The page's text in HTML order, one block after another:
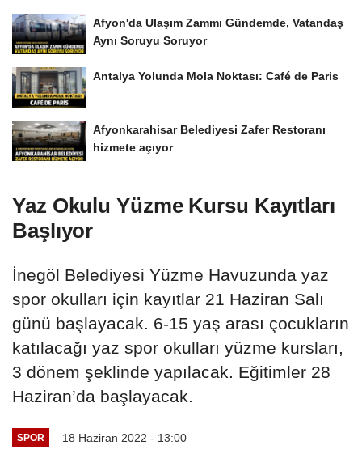
Afyon'da Ulaşım Zammı Gündemde, Vatandaş
Aynı Soruyu Soruyor
Antalya Yolunda Mola Noktası: Café de Paris
Afyonkarahisar Belediyesi Zafer Restoranı
hizmete açıyor
Yaz Okulu Yüzme Kursu Kayıtları
Başlıyor
İnegöl Belediyesi Yüzme Havuzunda yaz
spor okulları için kayıtlar 21 Haziran Salı
günü başlayacak. 6-15 yaş arası çocukların
katılacağı yaz spor okulları yüzme kursları,
3 dönem şeklinde yapılacak. Eğitimler 28
Haziran’da başlayacak.
SPOR 18 Haziran 2022 - 13:00